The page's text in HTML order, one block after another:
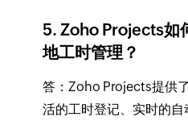
5. Zoho Projects如
地工时管理？
答：Zoho Projects提供
活的工时登记、实时的